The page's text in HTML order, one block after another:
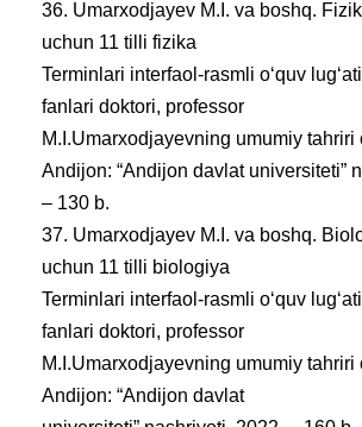
36. Umarxodjayev M.I. va boshq.
uchun 11 tilli fizika
Terminlari interfaol-rasmli oʻquv
fanlari doktori, professor
M.I.Umarxodjayevning umumiy tahriri
Andijon: “Andijon davlat universiteti”
– 130 b.
37. Umarxodjayev M.I. va boshq.
uchun 11 tilli biologiya
Terminlari interfaol-rasmli oʻquv
fanlari doktori, professor
M.I.Umarxodjayevning umumiy tahriri
Andijon: “Andijon davlat